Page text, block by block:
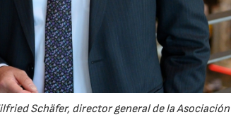
Schäfer, director general de la Asociación